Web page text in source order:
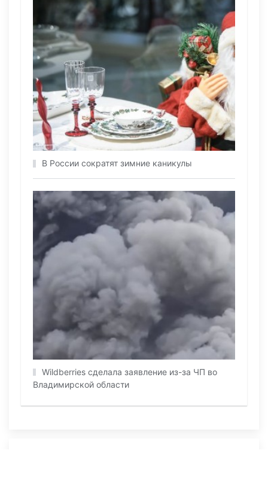
В России сократят зимние каникулы
Wildberries cделала заявление из-за ЧП во
Владимирской области